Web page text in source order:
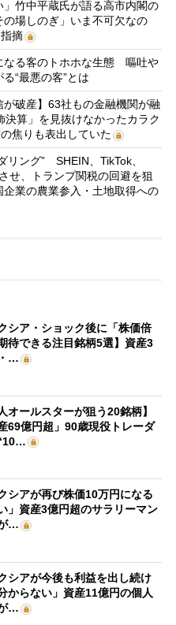
」竹中平蔵氏が語る高市内閣の
場しのぎ」いま不可欠なの
摘
なる客のトホホな生態 嘔吐や
“最悪の客”とは
が破産】63社もの金融機関が融
算」を見抜けなかったカラク
焦りも表出していた
リング” SHEIN、TikTok、
せ、トランプ関税の回避を狙
業の農業参入・土地取得への
シア・ショック後に「株価倍
待できる注目銘柄5選】資産3
…
オールスターが狙う20銘柄】
69億円超」90歳現役トレーダ
シアが再び株価10万円になる
」資産3億円超のサラリーマン
…
シアが今後も利益を出し続け
からない」資産11億円の個人
…